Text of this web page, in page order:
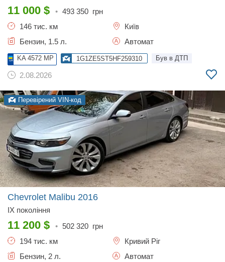
11 000 $ • 493 350 грн
146 тис. км
Київ
Бензин, 1.5 л.
Автомат
KA 4572 MP 1G1ZE5ST5HF259310 Був в ДТП
2.08.2026
Перевірений VIN-код
Chevrolet Malibu 2016
IX покоління
11 200 $ • 502 320 грн
194 тис. км
Кривий Ріг
Бензин, 2 л.
Автомат